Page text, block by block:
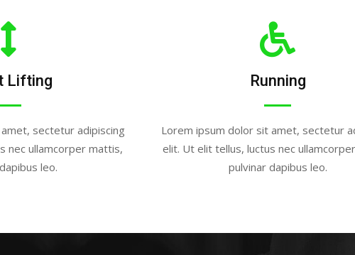
Lifting
sectetur adipiscing
nec ullamcorper mattis,
leo.
Running
Lorem ipsum dolor sit amet, sectetur
elit. Ut elit tellus, luctus nec
pulvinar dapibus leo.